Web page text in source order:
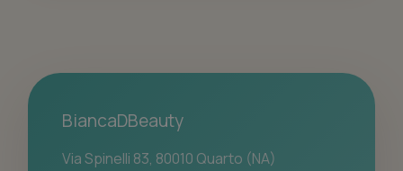
BiancaDBeauty
Via Spinelli 83, 80010 Quarto (NA)